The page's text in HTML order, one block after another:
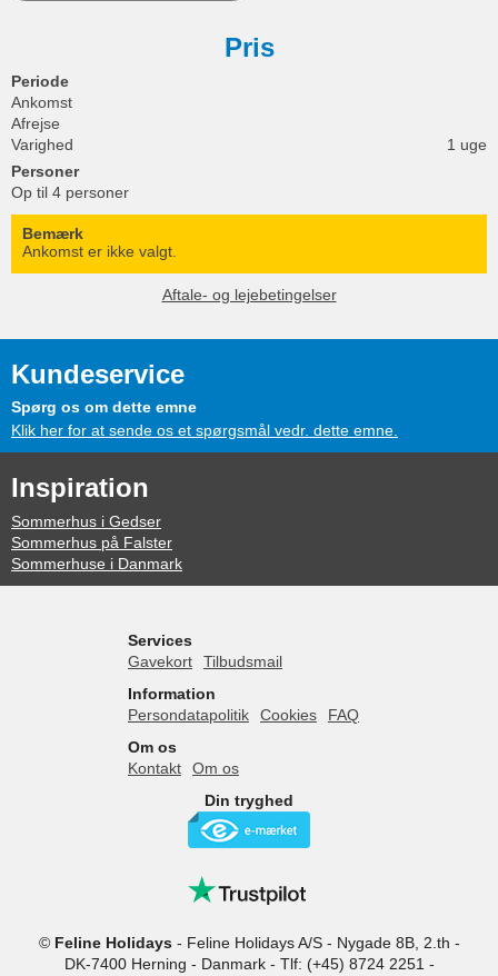
Pris
Periode
Ankomst
Afrejse
Varighed
1 uge
Personer
Op til 4 personer
Bemærk
Ankomst er ikke valgt.
Aftale- og lejebetingelser
Kundeservice
Spørg os om dette emne
Klik her for at sende os et spørgsmål vedr. dette emne.
Inspiration
Sommerhus i Gedser
Sommerhus på Falster
Sommerhuse i Danmark
Services
Gavekort
Tilbudsmail
Information
Persondatapolitik
Cookies
FAQ
Om os
Kontakt
Om os
Din tryghed
© Feline Holidays- Feline Holidays A/S- Nygade 8B, 2.th -
DK-7400 Herning - Danmark - Tlf: (+45) 8724 2251-